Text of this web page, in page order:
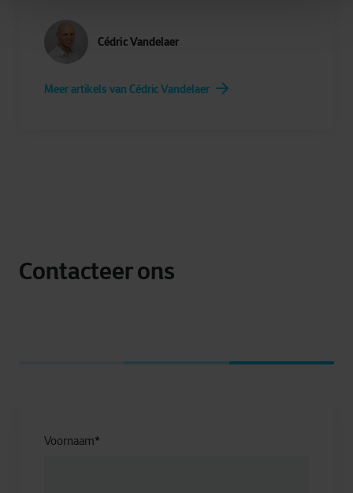
Cédric Vandelaer
Meer artikels van Cédric Vandelaer
Contacteer ons
Voornaam*